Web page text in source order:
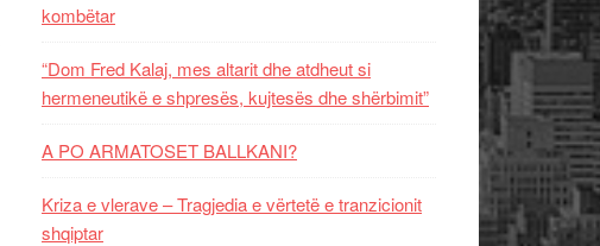
kombëtar
“Dom Fred Kalaj, mes altarit dhe atdheut si
hermeneutikë e shpresës, kujtesës dhe shërbimit”
A PO ARMATOSET BALLKANI?
Kriza e vlerave – Tragjedia e vërtetë e tranzicionit
shqiptar